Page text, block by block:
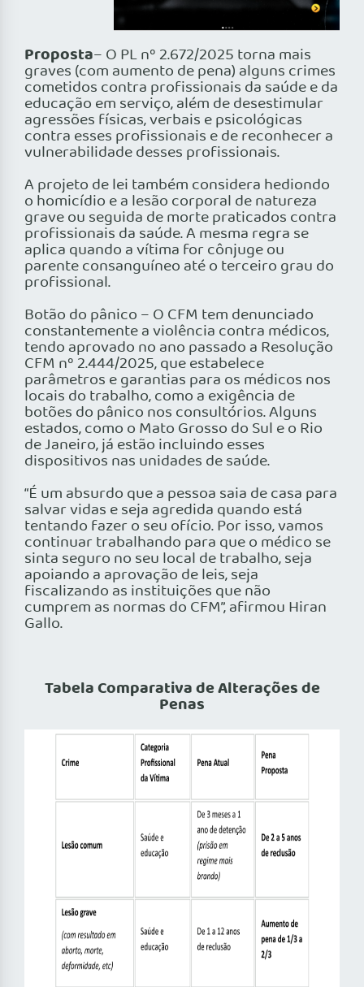
Proposta– O PL nº 2.672/2025 torna mais
graves (com aumento de pena) alguns crimes
cometidos contra profissionais da saúde e da
educação em serviço, além de desestimular
agressões físicas, verbais e psicológicas
contra esses profissionais e de reconhecer a
vulnerabilidade desses profissionais.
A projeto de lei também considera hediondo
o homicídio e a lesão corporal de natureza
grave ou seguida de morte praticados contra
profissionais da saúde. A mesma regra se
aplica quando a vítima for cônjuge ou
parente consanguíneo até o terceiro grau do
profissional.
Botão do pânico – O CFM tem denunciado
constantemente a violência contra médicos,
tendo aprovado no ano passado a Resolução
CFM nº 2.444/2025, que estabelece
parâmetros e garantias para os médicos nos
locais do trabalho, como a exigência de
botões do pânico nos consultórios. Alguns
estados, como o Mato Grosso do Sul e o Rio
de Janeiro, já estão incluindo esses
dispositivos nas unidades de saúde.
“É um absurdo que a pessoa saia de casa para
salvar vidas e seja agredida quando está
tentando fazer o seu ofício. Por isso, vamos
continuar trabalhando para que o médico se
sinta seguro no seu local de trabalho, seja
apoiando a aprovação de leis, seja
fiscalizando as instituições que não
cumprem as normas do CFM”, afirmou Hiran
Gallo.
Tabela Comparativa de Alterações de
Penas